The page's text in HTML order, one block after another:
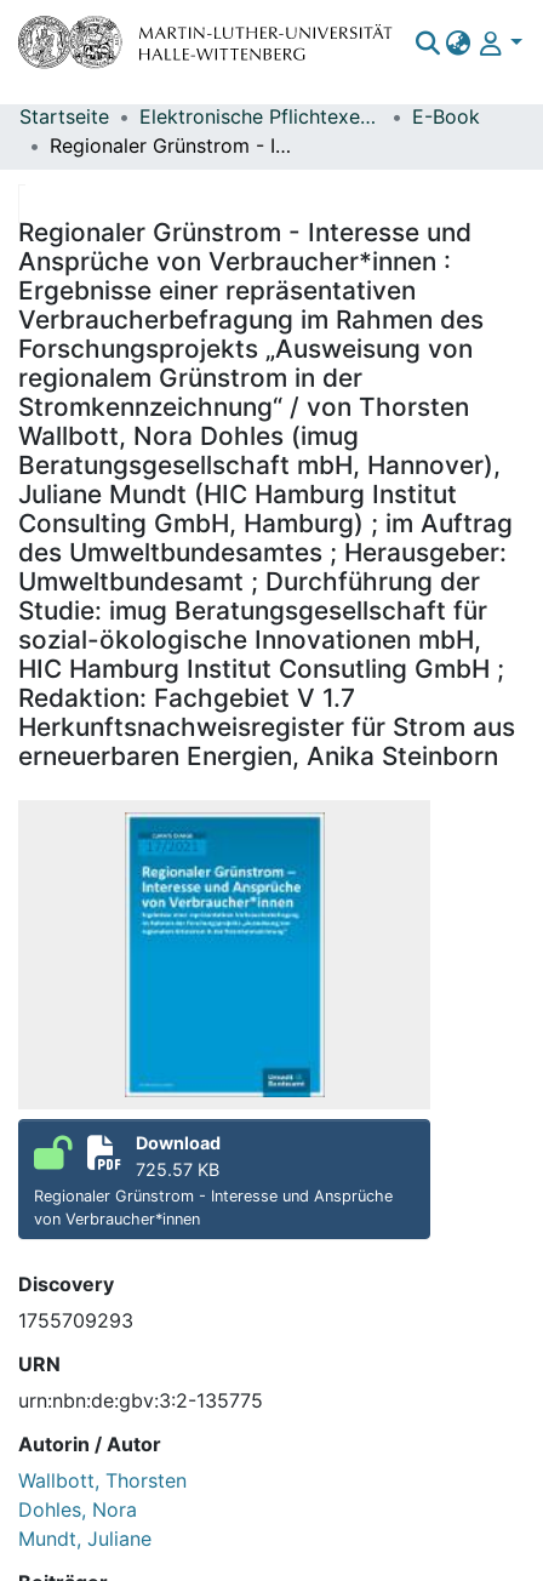
Bereiche & Sammlungen
Statistiken
Startseite Elektronische Pflichtexemplare
E-Book
Regionaler Grünstrom - Interesse und Ansprüche von Verbraucher*innen : Ergebnisse einer repräsentativen Verbraucherbefragung im Rahmen des Forschungsprojekts „Ausweisung von regionalem Grünstrom in der Stromkennzeichnung“ / von Thorsten Wallbott, Nora Dohles (imug Beratungsgesellschaft mbH, Hannover), Juliane Mundt (HIC Hamburg Institut Consulting GmbH, Hamburg) ; im Auftrag des Umweltbundesamtes ; Herausgeber: Umweltbundesamt ; Durchführung der Studie: imug Beratungsgesellschaft für sozial-ökologische Innovationen mbH, HIC Hamburg Institut Consutling GmbH ; Redaktion: Fachgebiet V 1.7 Herkunftsnachweisregister für Strom aus erneuerbaren Energien, Anika Steinborn
Regionaler Grünstrom - Interesse und
Ansprüche von Verbraucher*innen :
Ergebnisse einer repräsentativen
Verbraucherbefragung im Rahmen des
Forschungsprojekts „Ausweisung von
regionalem Grünstrom in der
Stromkennzeichnung“ / von Thorsten
Wallbott, Nora Dohles (imug
Beratungsgesellschaft mbH, Hannover),
Juliane Mundt (HIC Hamburg Institut
Consulting GmbH, Hamburg) ; im Auftrag
des Umweltbundesamtes ; Herausgeber:
Umweltbundesamt ; Durchführung der
Studie: imug Beratungsgesellschaft für
sozial-ökologische Innovationen mbH,
HIC Hamburg Institut Consutling GmbH ;
Redaktion: Fachgebiet V 1.7
Herkunftsnachweisregister für Strom aus
erneuerbaren Energien, Anika Steinborn
Download
725.57 KB
Regionaler Grünstrom - Interesse und Ansprüche
von Verbraucher*innen
Discovery
1755709293
URN
urn:nbn:de:gbv:3:2-135775
Autorin / Autor
Wallbott, Thorsten
Dohles, Nora
Mundt, Juliane